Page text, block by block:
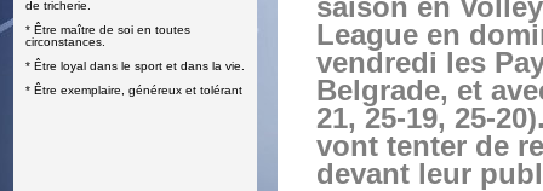
dans la vie.
et tolérant
saison en
League en
vendredi les
Belgrade, et
21, 25-19, 25-
vont tenter de
devant leur